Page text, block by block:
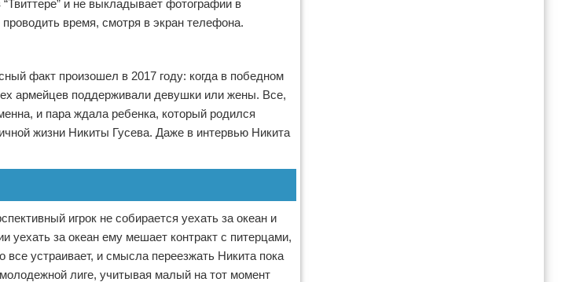
и не выкладывает фотографии в
время, смотря в экран телефона.
факт произошел в 2017 году: когда в победном
армейцев поддерживали девушки или жены. Все,
и пара ждала ребенка, который родился
жизни Никиты Гусева. Даже в интервью Никита
игрок не собирается уехать за океан и
уехать за океан ему мешает контракт с питерцами,
устраивает, и смысла переезжать Никита пока
лиге, учитывая малый на тот момент